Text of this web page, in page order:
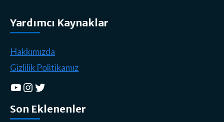
Yardımcı Kaynaklar
Hakkımızda
Gizlilik Politikamız
YouTube
Instagram
Twitter
Son Eklenenler